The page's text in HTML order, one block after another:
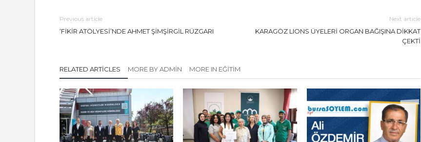
Previous article
‘FİKİR ATÖLYESİ’NDE AHMET ŞİMŞİRGİL RÜZGARI
Next article
KARAGÖZ LIONS ÜYELERİ ORGAN BAĞIŞINA DİKKAT
ÇEKTİ
RELATED ARTICLES MORE BY ADMIN MORE IN EĞİTİM